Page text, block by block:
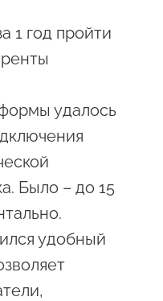
1 год пройти
удалось
Было – до 15
удобный